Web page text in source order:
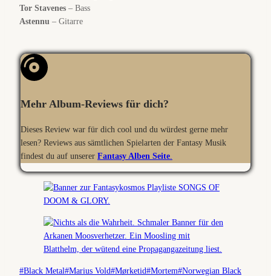
Tor Stavenes – Bass
Astennu – Gitarre
Mehr Album-Reviews für dich?
Dieses Review war für dich cool und du würdest gerne mehr
lesen? Reviews aus sämtlichen Spielarten der Fantasy Musik
findest du auf unserer Fantasy Alben Seite.
Schlagworte:
#Black Metal#Marius Vold#Mørketid#Mortem#Norwegian Black